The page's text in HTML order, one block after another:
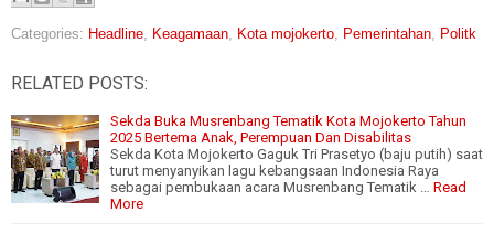
Categories: Headline Keagamaan Kota mojokerto Pemerintahan Politk
RELATED POSTS:
Sekda Buka Musrenbang Tematik Kota Mojokerto Tahun
2025 Bertema Anak, Perempuan Dan Disabilitas
Sekda Kota Mojokerto Gaguk Tri Prasetyo (baju putih) saat
turut menyanyikan lagu kebangsaan Indonesia Raya
sebagai pembukaan acara Musrenbang Tematik …
Read
More